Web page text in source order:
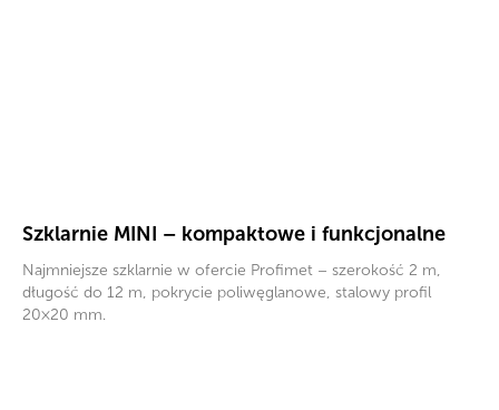
Szklarnie MINI – kompaktowe i funkcjonalne
Najmniejsze szklarnie w ofercie Profimet – szerokość 2 m,
długość do 12 m, pokrycie poliwęglanowe, stalowy profil
20×20 mm.